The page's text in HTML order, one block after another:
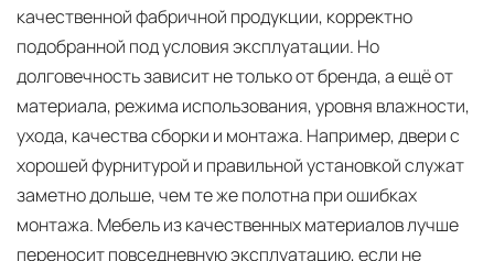
качественной фабричной продукции, корректно
подобранной под условия эксплуатации. Но
долговечность зависит не только от бренда, а ещё от
материала, режима использования, уровня влажности,
ухода, качества сборки и монтажа. Например, двери с
хорошей фурнитурой и правильной установкой служат
заметно дольше, чем те же полотна при ошибках
монтажа. Мебель из качественных материалов лучше
переносит повседневную эксплуатацию, если не